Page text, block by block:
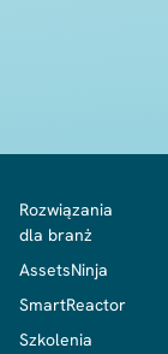
Rozwiązania
dla branż
AssetsNinja
SmartReactor
Szkolenia